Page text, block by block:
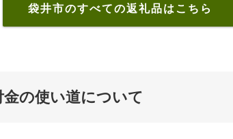
袋井市のすべての返礼品はこちら
の使い道について